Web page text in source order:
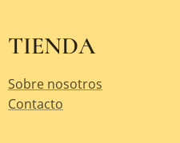
TIENDA
Sobre nosotros
Contacto